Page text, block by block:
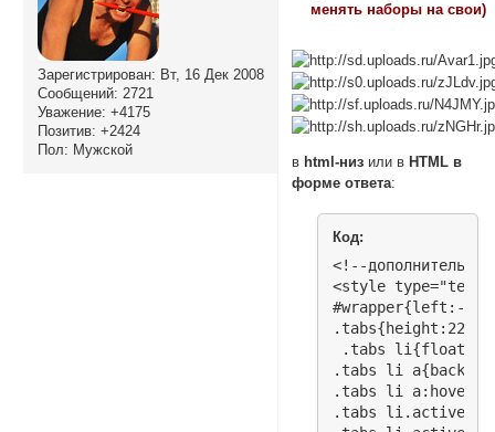
Зарегистрирован: Вт, 16 Дек 2008
Сообщений: 2721
Уважение: +4175
Позитив: +2424
Пол: Мужской
менять наборы на свои)
в html-низ или в HTML в
форме ответа:
Код:
<!--дополнительные смайлы v.3.1 © Romych-->
<style type="text/css">
#wrapper{left:-10px;position:relative;width:500px;}
.tabs{height:22px;line-height:21px;margin:0 0 3px;list-style:none;}
 .tabs li{float:left;cursor:pointer;}
.tabs li a{background:transparent url("https://forumstatic.ru/files/0017/d8/50/91984.png")no-repeat scroll 0 0/cover;color:#444;display:block;margin-bottom:-1px;padding:0 5px 1px;position:relative;text-align:center;text-decoration:none;width:70px;}
.tabs li a:hover{color:#efefef;background:url("https://forumstatic.ru/files/0017/d8/50/91984.png")no-repeat scroll 0-22.1px/cover;text-decoration:none;}
.tabs li.active a{color:#444;border:medium hidden;line-height:22px;background-position:0 -43.5px;}
.tabs li.active a:hover{color:#6A5ACD;}
#smilies-area div[class^="t-"]:not(.t-0){display:none;width:470px;}
</style>
<script type="text/javascript">
var nabor=[];

nabor['Пёс'] = [
'http://funkyimg.com/i/2vSCp.png',
'http://funkyimg.com/i/2vSCq.png',
'http://funkyimg.com/i/2vSCr.png',
'http://funkyimg.com/i/2vSCs.png',
'http://funkyimg.com/i/2vSCu.png',
'http://funkyimg.com/i/2vSCv.png',
'http://funkyimg.com/i/2vSCw.png',
'http://funkyimg.com/i/2vSCx.png',
'http://funkyimg.com/i/2vSCy.png',
'http://funkyimg.com/i/2vSCD.png',
'http://funkyimg.com/i/2vSCE.png',
'http://funkyimg.com/i/2vSCF.png',
'http://funkyimg.com/i/2vSCG.png',
'http://funkyimg.com/i/2vSCH.png',
'http://funkyimg.com/i/2vSCV.png',
'http://funkyimg.com/i/2vSCW.png',
'http://funkyimg.com/i/2vSCX.png',
'http://funkyimg.com/i/2vSCY.png',
'http://funkyimg.com/i/2vSCZ.png',
'http://funkyimg.com/i/2vSDm.png',
'http://funkyimg.com/i/2vSDn.png',
'http://funkyimg.com/i/2vSDo.png',
'http://funkyimg.com/i/2vSDp.png',
'http://funkyimg.com/i/2vVqx.png',
'http://funkyimg.com/i/2vVqy.png',
'http://funkyimg.com/i/2vVqz.png',
'http://funkyimg.com/i/2vVqA.png',
'http://funkyimg.com/i/2vVqB.png',
'http://funkyimg.com/i/2vVqC.png',
'http://funkyimg.com/i/2vVqD.png',
'http://funkyimg.com/i/2vVqE.png',
'http://funkyimg.com/i/2vVqF.png',
'http://funkyimg.com/i/2vVqG.png',
'http://funkyimg.com/i/2vVqQ.png',
'http://funkyimg.com/i/2vVqR.png',
'http://funkyimg.com/i/2vVqS.png',
'http://funkyimg.com/i/2vVqT.png',
'http://funkyimg.com/i/2vVqU.png',
'http://funkyimg.com/i/2vVqV.png',
'http://funkyimg.com/i/2vVqW.png',
'http://funkyimg.com/i/2vVqX.png',
'http://funkyimg.com/i/2vVqY.png',
'http://funkyimg.com/i/2vVqZ.png',
'http://funkyimg.com/i/2vVr3.png',
'http://funkyimg.com/i/2vVr4.png',
'http://funkyimg.com/i/2vVr5.png',
'http://funkyimg.com/i/2vVr6.png',
'http://funkyimg.com/i/2vVr7.png'];
 
nabor['Хомяк'] = ['http://i.imgur.com/aioynLZ.png',
'http://i.imgur.com/mcWR5K3.png',
'http://i.imgur.com/kQDOI2O.png',
'http://i.imgur.com/I2yC49f.png',
'http://i.imgur.com/qk4Wagp.png',
'http://i.imgur.com/mEe8oKA.png',
'http://i.imgur.com/5tyDr4a.png',
'http://i.imgur.com/APXtwMZ.png',
'http://i.imgur.com/I3LGzO3.png',
'http://i.imgur.com/mtul7B5.png',
'http://i.imgur.com/26yG9OL.png',
'http://i.imgur.com/xX8X8Gw.png',
'http://i.imgur.com/A8f4EJh.png',
'http://i.imgur.com/VyzdqsL.png',
'http://i.imgur.com/tUeSTIZ.png',
'http://i.imgur.com/BiyhxPy.png',
'http://i.imgur.com/oP35Thb.png',
'http://i.imgur.com/eLbTgxH.png',
'http://i.imgur.com/5LjQICq.png',
'http://i.imgur.com/6ZyLmUq.png',
'http://i.imgur.com/g5YDYls.png',
'http://i.imgur.com/44XohXz.png',
'http://i.imgur.com/YkKuIrH.png',
'http://i.imgur.com/XH1E3nJ.png',
'http://i.imgur.com/LQOOl7M.png',
'http://i.imgur.com/Fa6urM5.png',
'http://i.imgur.com/MfE1lPj.png',
'http://i.imgur.com/OMOzYAf.png',
'http://i.imgur.com/rRDnSmF.png',
'http://i.imgur.com/n4dTSM8.png',
'http://i.imgur.com/wy3ylYT.png',
'http://i.imgur.com/V8CdY05.png',
'http://i.imgur.com/MS02nMv.png',
'http://i.imgur.com/8HJwcXa.png',
'http://i.imgur.com/b7t6cIv.png',
'http://i.imgur.com/SawNVXe.png',
'http://i.imgur.com/4dUudSd.png',
'http://i.imgur.com/hsg2DyH.png',
'http://i.imgur.com/lFpXXLI.png',
'http://i.imgur.com/pZjh7iG.png',
'http://i.imgur.com/MqQAa2Z.png',
'http://i.imgur.com/2IQzS6G.png'
];

nabor['Vk'] = [
'http://funkyimg.com/i/